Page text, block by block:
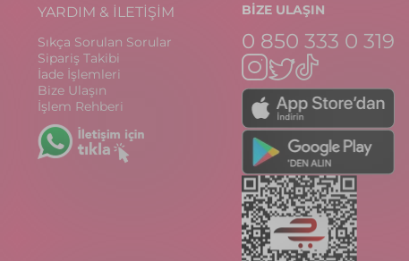
YARDIM & İLETİŞİM
Sıkça Sorulan Sorular
Sipariş Takibi
İade İşlemleri
Bize Ulaşın
İşlem Rehberi
BİZE ULAŞIN
0 850 333 0 319